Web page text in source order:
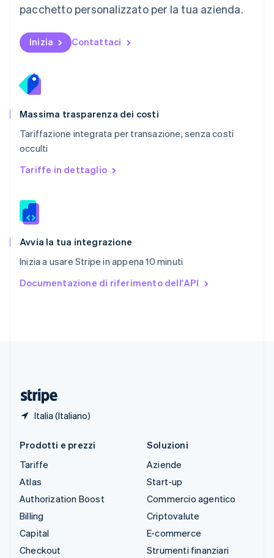
pacchetto personalizzato per la tua azienda.
Inizia Contattaci
Massima trasparenza dei costi
Tariffazione integrata per transazione, senza costi
occulti
Tariffe in dettaglio
Avvia la tua integrazione
Inizia a usare Stripe in appena 10 minuti
Documentazione di riferimento dell'API
Italia (Italiano)
NederlandsEnglish
English
Portogallo
RAS di Hong Kong, Cina
English
English
English
Romania
English
Slovacchia
Slovenia
English Italiano
EspañolEnglish
English Español 简体中文
Prodotti e prezzi
Tariffe
Atlas
Authorization Boost
Billing
Capital
Checkout
Soluzioni
Aziende
Start-up
Commercio agentico
Criptovalute
E-commerce
Strumenti finanziari